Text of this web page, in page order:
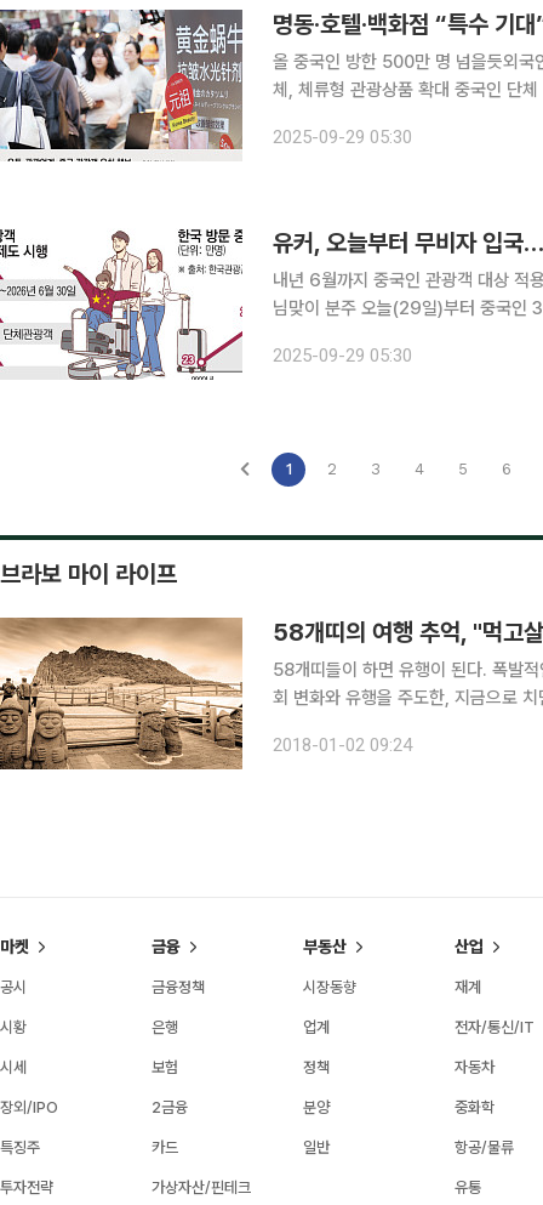
올 중국인 방한 500만 명 넘을듯외국
체, 체류형 관광상품 확대 중국인 단체 관광객((游客·유커) 무비자 정책은 단순한 관광 활성화를 넘
국인 관광객 수요가 되살아나면서 명
2025-09-29 05:30
내년 6월까지 중국인 관광객 대상 적
님맞이 분주 오늘(29일)부터 중국인 3인 이상이 함께 입국하면 비자 없이 최대 15일 체류가 가능하
관광산업에 활력을 불어넣고 내수 소
2025-09-29 05:30
1 2 3 4 5 6
브라보 마이 라이프
58개띠의 여행 추억, "먹고
58개띠들이 하면 유행이 된다. 폭발적
회 변화와 유행을 주도한, 지금으로 치
에서 벗어나 경제성장의 혜택을 보기
2018-01-02 09:24
마켓
공시
시황
시세
장외/IPO
특징주
투자전략
금융
금융정책
은행
보험
2금융
카드
가상자산/핀테크
부동산
시장동향
업계
정책
분양
일반
산업
재계
전자/통신/IT
자동차
중화학
항공/물류
유통